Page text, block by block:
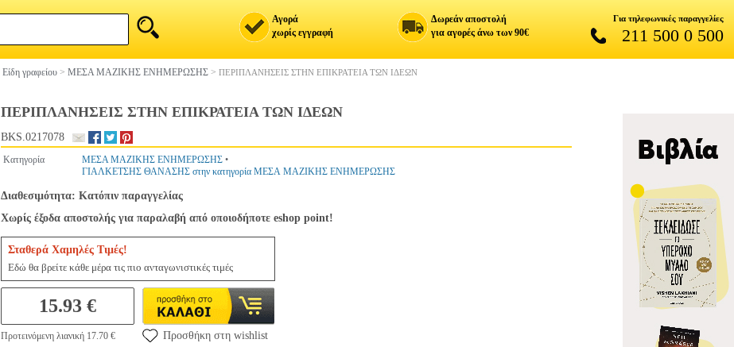
Αγορά
χωρίς εγγραφή
Δωρεάν αποστολή
για αγορές άνω των 90€
Για τηλεφωνικές παραγγελίες
211 500 0 500
Είδη γραφείου > ΜΕΣΑ ΜΑΖΙΚΗΣ ΕΝΗΜΕΡΩΣΗΣ > ΠΕΡΙΠΛΑΝΗΣΕΙΣ ΣΤΗΝ ΕΠΙΚΡΑΤΕΙΑ ΤΩΝ ΙΔΕΩΝ
ΠΕΡΙΠΛΑΝΗΣΕΙΣ ΣΤΗΝ ΕΠΙΚΡΑΤΕΙΑ ΤΩΝ ΙΔΕΩΝ
BKS.0217078
Κατηγορία ΜΕΣΑ ΜΑΖΙΚΗΣ ΕΝΗΜΕΡΩΣΗΣ •
ΓΙΑΛΚΕΤΣΗΣ ΘΑΝΑΣΗΣ στην κατηγορία ΜΕΣΑ ΜΑΖΙΚΗΣ ΕΝΗΜΕΡΩΣΗΣ
Διαθεσιμότητα: Κατόπιν παραγγελίας
Χωρίς έξοδα αποστολής για παραλαβή από οποιοδήποτε eshop point!
Σταθερά Χαμηλές Τιμές!
Εδώ θα βρείτε κάθε μέρα τις πιο ανταγωνιστικές τιμές
15.93 €
Προτεινόμενη λιανική 17.70 € Προσθήκη στη wishlist